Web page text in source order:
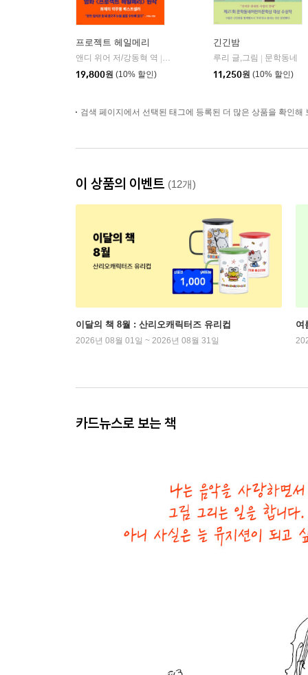
프로젝트 헤일메리
앤디 위어 저/강동혁 역
알에이치코리아(RHK)
19,800원 (10% 할인)
긴긴밤
루리 글,그림
문학동네
11,250원 (10% 할인)
검색 페이지에서 선택된 태그에 등록된 더 많은 상품을 확인해
이 상품의 이벤트 (12개)
이달의 책 8월 : 산리오캐릭터즈 유리컵
2026년 08월 01일 ~ 2026년 08월 31일
여
카드뉴스로 보는 책